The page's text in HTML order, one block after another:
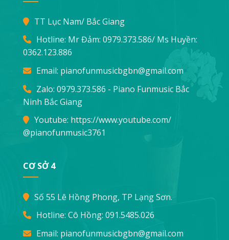
TT Lục Nam/ Bắc Giang
Hotline: Mr Đảm: 0979.373.586/ Ms Huyền:
0362.123.886
Email: pianofunmusicbgbn@gmail.com
Zalo: 0979.373.586 - Piano Funmusic Bắc
Ninh Bắc Giang
Youtube: https://www.youtube.com/
@pianofunmusic3761
CƠ SỞ 4
Số 55 Lê Hồng Phong, TP Lạng Sơn.
Hotline: Cô Hồng: 091.5485.026
Email: pianofunmusicbgbn@gmail.com